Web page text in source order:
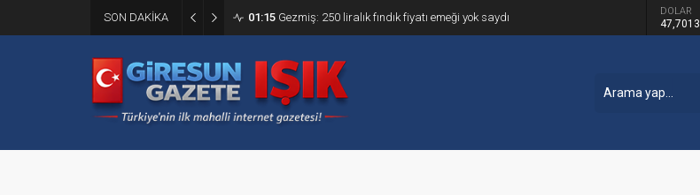
SON DAKİKA 01:15 Gezmiş: 250 liralık fındık fiyatı emeği yok saydı DOLAR
47,7013